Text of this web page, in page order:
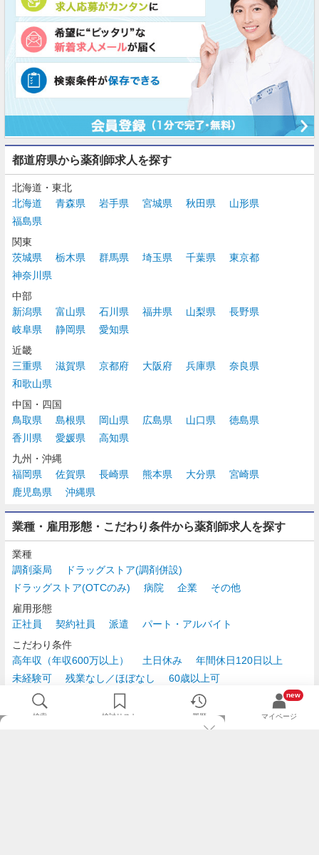
都道府県から薬剤師求人を探す
北海道・東北
北海道
青森県 岩手県 宮城県 秋田県
山形県
福島県
関東
茨城県
栃木県 群馬県 埼玉県 千葉県
東京都
神奈川県
中部
新潟県
富山県 石川県 福井県 山梨県
長野県
岐阜県
静岡県
愛知県
近畿
三重県
滋賀県 京都府 大阪府 兵庫県
奈良県
和歌山県
中国・四国
鳥取県
島根県 岡山県 広島県 山口県
徳島県
香川県
愛媛県
高知県
九州・沖縄
福岡県
佐賀県 長崎県 熊本県 大分県
宮崎県
鹿児島県
沖縄県
業種・雇用形態・こだわり条件から薬剤師求人を探す
業種
調剤薬局
ドラッグストア(調剤併設)
ドラッグストア(OTCのみ)
病院 企業
その他
雇用形態
正社員
契約社員 派遣
パート・アルバイト
こだわり条件
高年収（年収600万以上）
土日休み
年間休日120日以上
未経験可
残業なし／ほぼなし
60歳以上可
時給2,500円以上
検索 検討リスト 履歴
new
マイページ